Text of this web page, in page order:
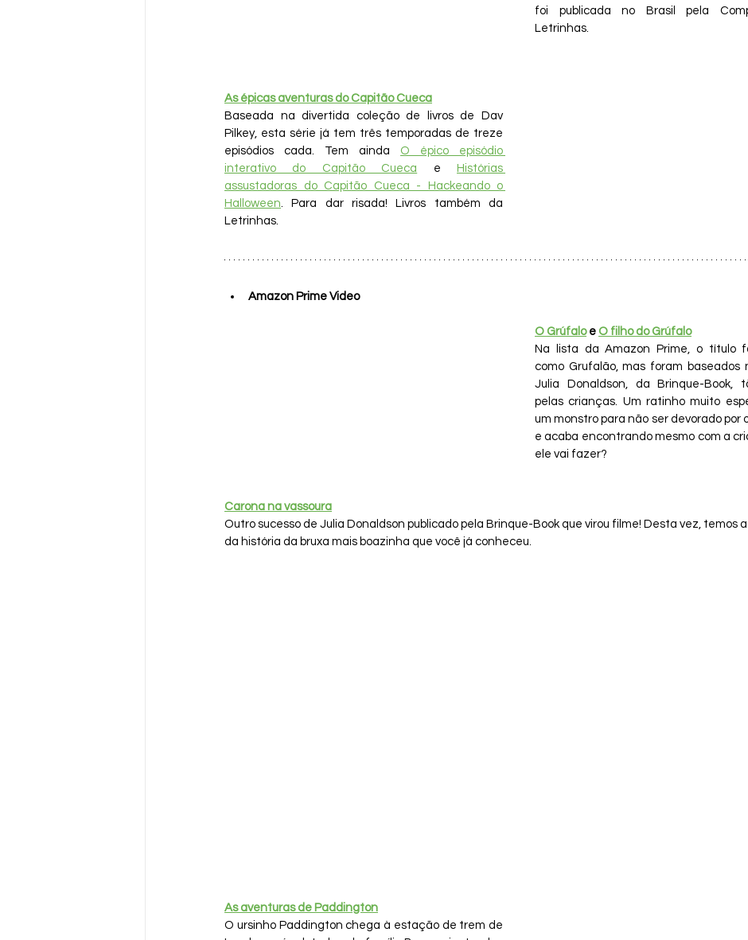
foi publicada no Brasil pela
Letrinhas.
As épicas aventuras do Capitão Cueca
Baseada na divertida coleção de livros de Dav
Pilkey, esta série já tem três temporadas de treze
episódios cada. Tem ainda O épico episódio
interativo do Capitão Cueca e
Histórias
assustadoras do Capitão Cueca - Hackeando o
Halloween. Para dar risada! Livros também da
Letrinhas.
Amazon Prime Video
O Grúfalo e O filho do Grúfalo
Na lista da Amazon Prime, o título
como Grufalão, mas foram baseados
Julia Donaldson, da Brinque-Book,
pelas crianças. Um ratinho muito
um monstro para não ser devorado por
e acaba encontrando mesmo com a
ele vai fazer?
Carona na vassoura
Outro sucesso de Julia Donaldson publicado pela Brinque-Book que virou filme! Desta vez, temos
da história da bruxa mais boazinha que você já conheceu.
As aventuras de Paddington
O ursinho Paddington chega à estação de trem de